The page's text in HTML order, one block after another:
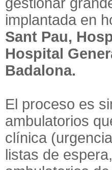
implantada en
Sant Pau,
Hospital
Badalona.
El proceso es
ambulatorios
clínica
listas de